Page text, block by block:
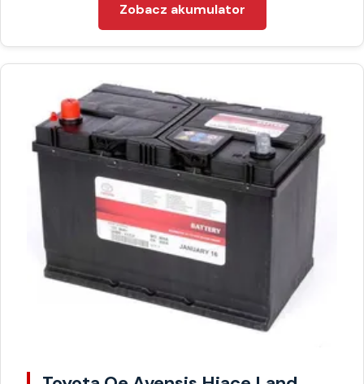
Zobacz akumulator